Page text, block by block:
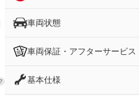
車両状態
車両保証・アフターサービス
基本仕様